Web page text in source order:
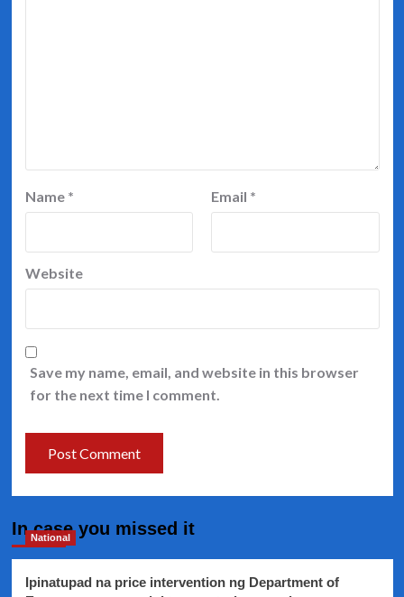
Name * Email *
Website
Save my name, email, and website in this browser
for the next time I comment.
In case you missed it
National
Ipinatupad na price intervention ng Department of